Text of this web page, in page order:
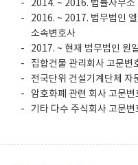
2014. ~ 2016. 법률사무
2016. ~ 2017. 법무법인
소속변호사
2017. ~ 현재 법무법인 원
집합건물 관리회사 고문변
전국단위 건설기계단체 자
암호화폐 관련 회사 고문
기타 다수 주식회사 고문